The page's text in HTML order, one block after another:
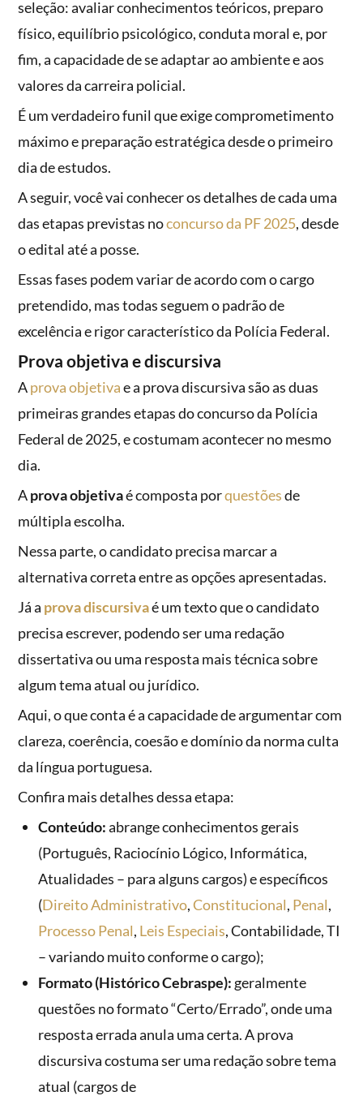
seleção: avaliar conhecimentos teóricos, preparo
físico, equilíbrio psicológico, conduta moral e, por
fim, a capacidade de se adaptar ao ambiente e aos
valores da carreira policial.
É um verdadeiro funil que exige comprometimento
máximo e preparação estratégica desde o primeiro
dia de estudos.
A seguir, você vai conhecer os detalhes de cada uma
das etapas previstas noconcurso da PF 2025, desde
o edital até a posse.
Essas fases podem variar de acordo com o cargo
pretendido, mas todas seguem o padrão de
excelência e rigor característico da Polícia Federal.
Prova objetiva e discursiva
Aprova objetivae a prova discursiva são as duas
primeiras grandes etapas do concurso da Polícia
Federal de 2025, e costumam acontecer no mesmo
dia.
Aprova objetivaé composta porquestõesde
múltipla escolha.
Nessa parte, o candidato precisa marcar a
alternativa correta entre as opções apresentadas.
Já a prova discursivaé um texto que o candidato
precisa escrever, podendo ser uma redação
dissertativa ou uma resposta mais técnica sobre
algum tema atual ou jurídico.
Aqui, o que conta é a capacidade de argumentar com
clareza, coerência, coesão e domínio da norma culta
da língua portuguesa.
Confira mais detalhes dessa etapa:
Conteúdo:abrange conhecimentos gerais
(Português, Raciocínio Lógico, Informática,
Atualidades – para alguns cargos) e específicos
(Direito Administrativo,Constitucional, Penal,
Processo Penal, Leis Especiais, Contabilidade, TI
– variando muito conforme o cargo);
Formato (Histórico Cebraspe): geralmente
questões no formato “Certo/Errado”, onde uma
resposta errada anula uma certa. A prova
discursiva costuma ser uma redação sobre tema
atual (cargos de